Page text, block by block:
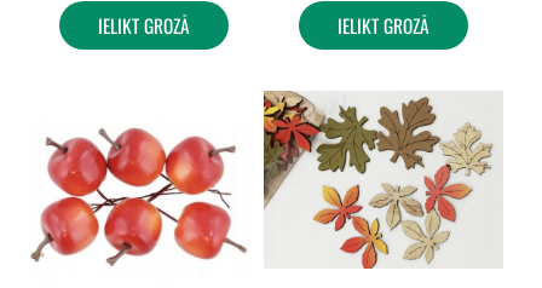
IELIKT GROZĀ IELIKT GROZĀ